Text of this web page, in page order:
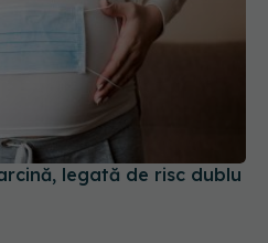
legată de risc dublu